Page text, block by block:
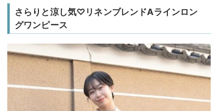
さらりと涼し気♡リネンブレンドAラインロン
グワンピース